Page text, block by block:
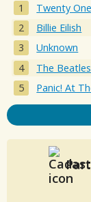
Twenty
Billie Eilish
Unknown
The Beatles
Panic! At